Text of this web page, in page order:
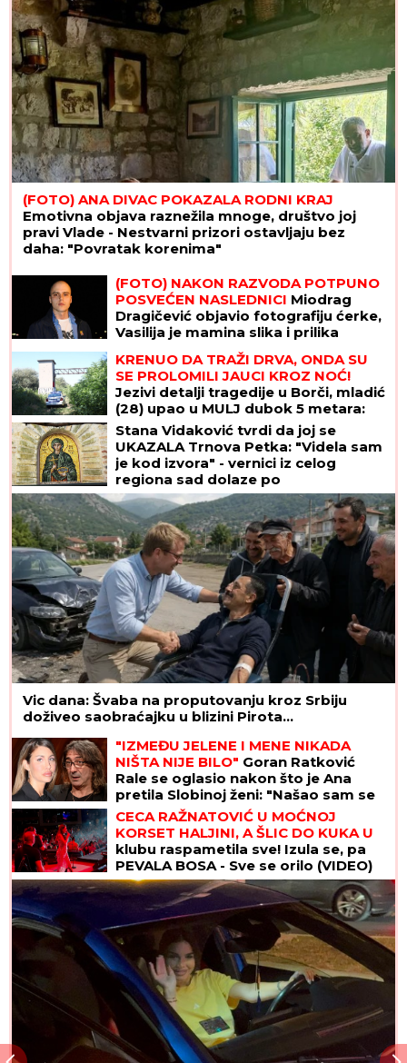
(FOTO) ANA DIVAC POKAZALA RODNI KRAJ
Emotivna objava raznežila mnoge, društvo joj
pravi Vlade - Nestvarni prizori ostavljaju bez
daha: "Povratak korenima"
(FOTO) NAKON RAZVODA POTPUNO
POSVEĆEN NASLEDNICI Miodrag
Dragičević objavio fotografiju ćerke,
Vasilija je mamina slika i prilika
KRENUO DA TRAŽI DRVA, ONDA SU
SE PROLOMILI JAUCI KROZ NOĆ!
Jezivi detalji tragedije u Borči, mladić
(28) upao u MULJ dubok 5 metara:
"Jadno dete, da tako strada..."
(FOTO, VIDEO)
Stana Vidaković tvrdi da joj se
UKAZALA Trnova Petka: "Videla sam
je kod izvora" - vernici iz celog
regiona sad dolaze po
ČUDOTVORNU VODU
Vic dana: Švaba na proputovanju kroz Srbiju
doživeo saobraćajku u blizini Pirota...
"IZMEĐU JELENE I MENE NIKADA
NIŠTA NIJE BILO" Goran Ratković
Rale se oglasio nakon što je Ana
pretila Slobinoj ženi: "Našao sam se
između prijatelja i žene koju volim
najviše na svetu!"
CECA RAŽNATOVIĆ U MOĆNOJ
KORSET HALJINI, A ŠLIC DO KUKA U
klubu raspametila sve! Izula se, pa
PEVALA BOSA - Sve se orilo (VIDEO)